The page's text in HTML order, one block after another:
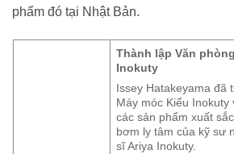
phẩm đó tại Nhật Bản.
Thành lập Văn
Inokuty
Issey Hatakeyama đã
Máy móc Kiểu
các sản phẩm xuất
bơm ly tâm của kỹ sư
sĩ Ariya Inokuty.